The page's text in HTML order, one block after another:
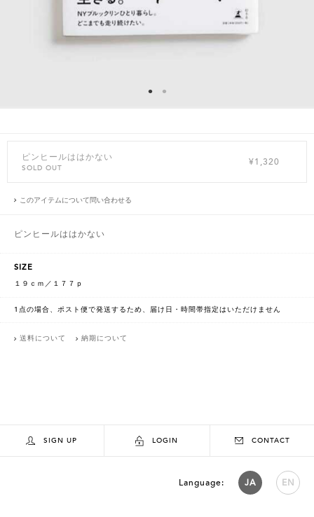
ピンヒールははかない
SOLD OUT
¥1,320
このアイテムについて問い合わせる
ピンヒールははかない
SIZE
１９ｃｍ／１７７ｐ
1点の場合、ポスト便で発送するため、届け日・時間帯指定はいただけません
送料について 納期について
SIGN UP LOGIN CONTACT
Language: JA EN